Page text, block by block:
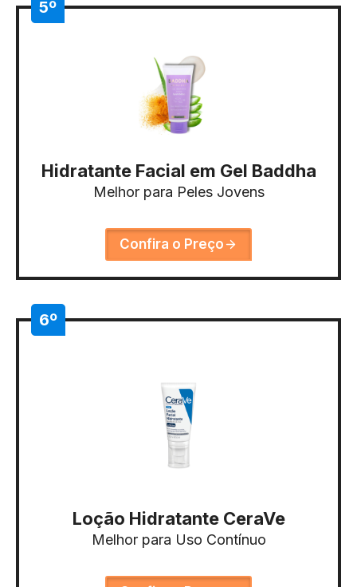
5º
Hidratante Facial em Gel Baddha
Melhor para Peles Jovens
Confira o Preço
6º
Loção Hidratante CeraVe
Melhor para Uso Contínuo